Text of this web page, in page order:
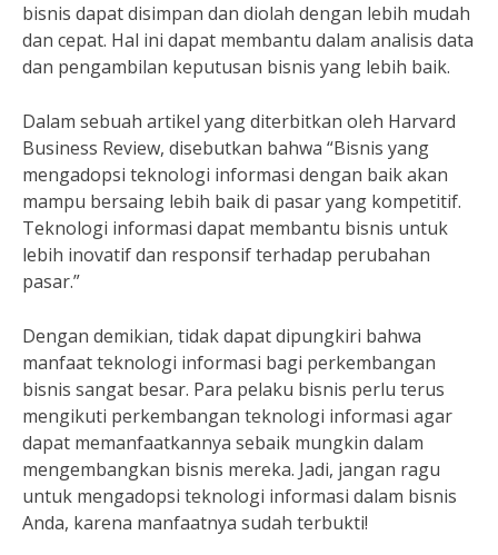
bisnis dapat disimpan dan diolah dengan lebih mudah
dan cepat. Hal ini dapat membantu dalam analisis data
dan pengambilan keputusan bisnis yang lebih baik.
Dalam sebuah artikel yang diterbitkan oleh Harvard
Business Review, disebutkan bahwa “Bisnis yang
mengadopsi teknologi informasi dengan baik akan
mampu bersaing lebih baik di pasar yang kompetitif.
Teknologi informasi dapat membantu bisnis untuk
lebih inovatif dan responsif terhadap perubahan
pasar.”
Dengan demikian, tidak dapat dipungkiri bahwa
manfaat teknologi informasi bagi perkembangan
bisnis sangat besar. Para pelaku bisnis perlu terus
mengikuti perkembangan teknologi informasi agar
dapat memanfaatkannya sebaik mungkin dalam
mengembangkan bisnis mereka. Jadi, jangan ragu
untuk mengadopsi teknologi informasi dalam bisnis
Anda, karena manfaatnya sudah terbukti!